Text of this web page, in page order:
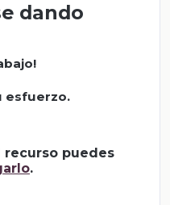
dando
esfuerzo.
recurso puedes
.